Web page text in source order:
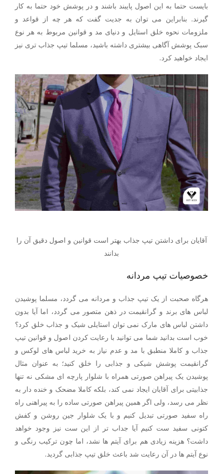
بایست حتما به این اصول پایبند باشند و در پوشش خود حتما به کار
گیرند. بنابراین می توان به جدیت گفت که هر چه از قواعد و
ملزومات نحوه خلق استایل و دنیای مد و قوانین مربوط به هر نوع
سبک پوشش آگاهی بیشتری داشته باشید، مسلما تیپ جذاب تری نیز
ایجاد خواهید کرد.
آقایان برای داشتن تیپ جذاب بهتر است قوانین و اصول دقیق آن را
بدانند
خصوصیات تیپ مردانه
هرگاه صحبت از یک تیپ جذاب و مردانه می گردد، مسلما پوشیدن
لباس های برند و گرانقیمت در ذهن متصور می گردد، اما آیا بدون
داشتن لباس های مارک نمی توان استایلی شیک و جذاب خلق کرد؟
خوب است بدانید شما می توانید با رعایت کردن اصول و قوانین تیپ
جذاب و کاملا منطبق با مد و عدم نیاز به خرید لباس های لوکس و
گرانقیمت پوشش شیکی و جذابی را خلق کنید؛ به عنوان مثال
پوشیدن یک پیراهن صورتی همراه با شلوار پارچه ای مشکی نه تنها
جذابیتی برای آقایان ایجاد نمی کند، بلکه کاملا مضحک و خنده دار به
نظر می رسد، ولی اگر همین پیراهن صورتی ساده را به پیراهنی راه
راه سفید صورتی تبدیل کنیم و با یک شلوار جین روشن و کفش
کتونی سفید ست کنیم آیا جداب تر از این ست نیز وجود خواهد
داشت؟ هزینه زیادی هم برای آیتم ها نشد، اما چون ترکیب رنگی و
نوع آیتم ها در آن رعایت شد باعث خلق تیپ جذابی گردید.